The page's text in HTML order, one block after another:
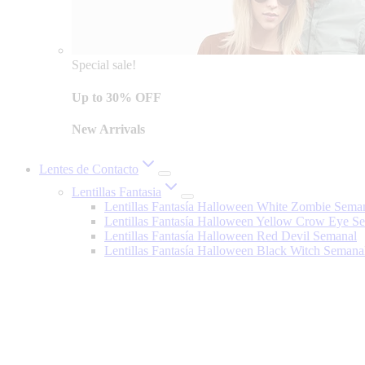
Special sale!
Up to 30% OFF
New Arrivals
Lentes de Contacto
Lentillas Fantasia
Lentillas Fantasía Halloween White Zombie
Lentillas Fantasía Halloween Yellow Crow Eye
Lentillas Fantasía Halloween Red Devil Semanal
Lentillas Fantasía Halloween Black Witch